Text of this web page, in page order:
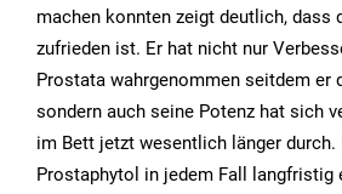
machen konnten zeigt deutlich, dass
zufrieden ist. Er hat nicht nur
Prostata wahrgenommen seitdem er
sondern auch seine Potenz hat sich
im Bett jetzt wesentlich länger durch.
Prostaphytol in jedem Fall langfristig